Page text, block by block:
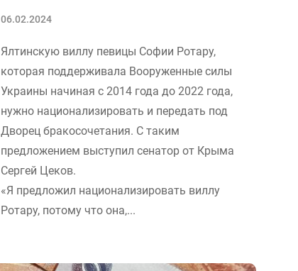
06.02.2024
Ялтинскую виллу певицы Софии Ротару,
которая поддерживала Вооруженные силы
Украины начиная с 2014 года до 2022 года,
нужно национализировать и передать под
Дворец бракосочетания. С таким
предложением выступил сенатор от Крыма
Сергей Цеков.
«Я предложил национализировать виллу
Ротару, потому что она,...